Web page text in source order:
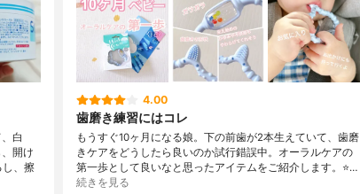
白
開け
し、擦
4.00
歯磨き練習にはコレ
もうすぐ10ヶ月になる娘。下の前歯が2本生えていて、歯磨
きケアをどうしたら良いのか試行錯誤中。オーラルケアの
第一歩として良いなと思ったアイテムをご紹介します。⭐…
続きを見る